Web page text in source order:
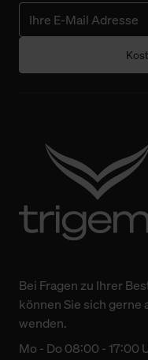
Bei Fragen zu Ihrer
können Sie sich gerne
wenden.
Mo - Do 08:00 - 17:00